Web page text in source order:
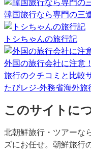
韓国旅行なら専門の三
トシちゃんの旅行記
外国の旅行会社に注意！
旅行のクチコミと比較
たびレジ-外務省海外旅
このサイトに
北朝鮮旅行・ツアーな
ズにお任せ。朝鮮旅行